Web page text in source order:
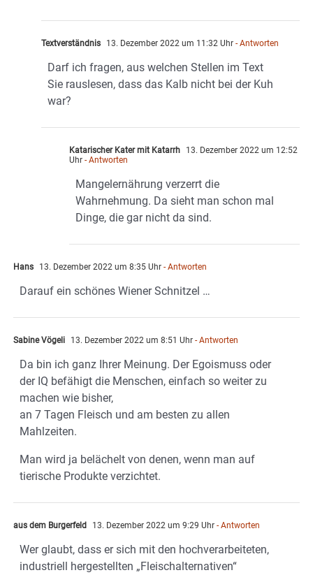
Textverständnis 13. Dezember 2022 um 11:32 Uhr - Antworten
Darf ich fragen, aus welchen Stellen im Text
Sie rauslesen, dass das Kalb nicht bei der Kuh
war?
Katarischer Kater mit Katarrh
13. Dezember 2022 um 12:52
Uhr - Antworten
Mangelernährung verzerrt die
Wahrnehmung. Da sieht man schon mal
Dinge, die gar nicht da sind.
Hans 13. Dezember 2022 um 8:35 Uhr - Antworten
Darauf ein schönes Wiener Schnitzel …
Sabine Vögeli 13. Dezember 2022 um 8:51 Uhr - Antworten
Da bin ich ganz Ihrer Meinung. Der Egoismuss oder
der IQ befähigt die Menschen, einfach so weiter zu
machen wie bisher,
an 7 Tagen Fleisch und am besten zu allen
Mahlzeiten.
Man wird ja belächelt von denen, wenn man auf
tierische Produkte verzichtet.
aus dem Burgerfeld 13. Dezember 2022 um 9:29 Uhr - Antworten
Wer glaubt, dass er sich mit den hochverarbeiteten,
industriell hergestellten „Fleischalternativen“